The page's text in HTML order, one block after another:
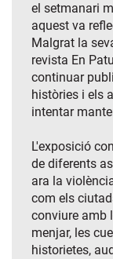
el setmanari
aquest va
Malgrat la
revista En
continuar
històries i els
intentar
L'exposició
de diferents
ara la
com els
conviure amb
menjar, les
historietes,